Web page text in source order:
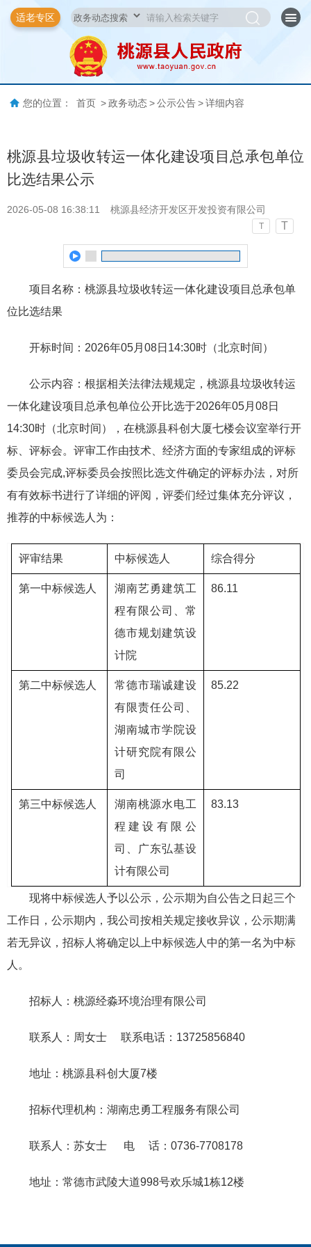
适老专区
您的位置： 首页 > 政务动态 > 公示公告 > 详细内容
桃源县垃圾收转运一体化建设项目总承包单位
比选结果公示
2026-05-08 16:38:11 桃源县经济开发区开发投资有限公司
T T
项目名称：桃源县垃圾收转运一体化建设项目总承包单
位比选结果
开标时间：2026年05月08日14:30时（北京时间）
公示内容：根据相关法律法规规定，桃源县垃圾收转运
一体化建设项目总承包单位公开比选于2026年05月08日
14:30时（北京时间），在桃源县科创大厦七楼会议室举行开
标、评标会。评审工作由技术、经济方面的专家组成的评标
委员会完成,评标委员会按照比选文件确定的评标办法，对所
有有效标书进行了详细的评阅，评委们经过集体充分评议，
推荐的中标候选人为：
评审结果 中标候选人 综合得分
第一中标候选人
湖南艺勇建筑工
程有限公司、常
德市规划建筑设
计院
86.11
第二中标候选人
常德市瑞诚建设
有限责任公司、
湖南城市学院设
计研究院有限公
司
85.22
第三中标候选人
湖南桃源水电工
程建设有限公
司、广东弘基设
计有限公司
83.13
现将中标候选人予以公示，公示期为自公告之日起三个
工作日，公示期内，我公司按相关规定接收异议，公示期满
若无异议，招标人将确定以上中标候选人中的第一名为中标
人。
招标人：桃源经淼环境治理有限公司
联系人：周女士 联系电话：13725856840
地址：桃源县科创大厦7楼
招标代理机构：湖南忠勇工程服务有限公司
联系人：苏女士 电 话：0736-7708178
地址：常德市武陵大道998号欢乐城1栋12楼